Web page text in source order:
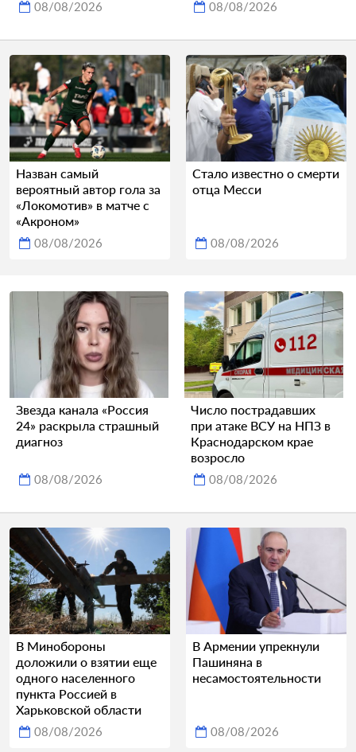
08/08/2026 08/08/2026
Назван самый
вероятный автор гола за
«Локомотив» в матче с
«Акроном»
08/08/2026
Стало известно о смерти
отца Месси
08/08/2026
Звезда канала «Россия
24» раскрыла страшный
диагноз
08/08/2026
Число пострадавших
при атаке ВСУ на НПЗ в
Краснодарском крае
возросло
08/08/2026
В Минобороны
доложили о взятии еще
одного населенного
пункта Россией в
Харьковской области
08/08/2026
В Армении упрекнули
Пашиняна в
несамостоятельности
08/08/2026